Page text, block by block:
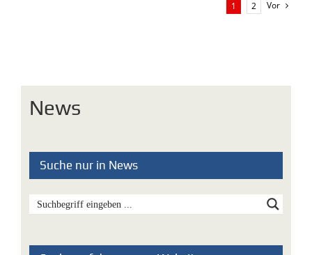
1 2 Vor
News
Suche nur in News